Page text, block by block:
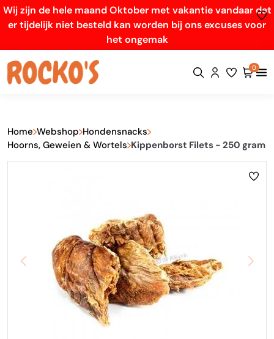
Wij zijn de hele maand Oktober met vakantie vandaar dat
er tijdelijk niet besteld kan worden bij ons excuses voor
het ongemak
0
Home Webshop Hondensnacks
Hoorns, Geweien & Wortels Kippenborst Filets - 250 gram